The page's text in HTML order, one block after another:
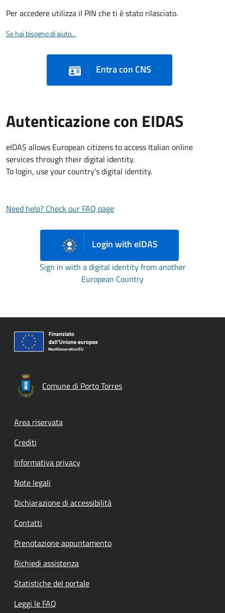
Per accedere utilizza il PIN che ti è stato rilasciato.
Se hai bisogno di aiuto...
Entra con CNS
Autenticazione con EIDAS
eIDAS allows European citizens to access Italian online
services through their digital identity.
To login, use your country's digital identity.
Need help? Check our FAQ page
Login with eIDAS
Sign in with a digital identity from another
European Country
Comune di Porto Torres
Footer menu
Area riservata
Crediti
Informativa privacy
Note legali
Dichiarazione di accessibilità
Contatti
Prenotazione appuntamento
Richiedi assistenza
Statistiche del portale
Leggi le FAQ